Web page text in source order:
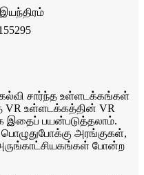
சார்ந்த உள்ளடக்கங்கள்
VR உள்ளடக்கத்தின் VR
இதைப் பயன்படுத்தலாம்.
அரங்குகள்,
போன்ற